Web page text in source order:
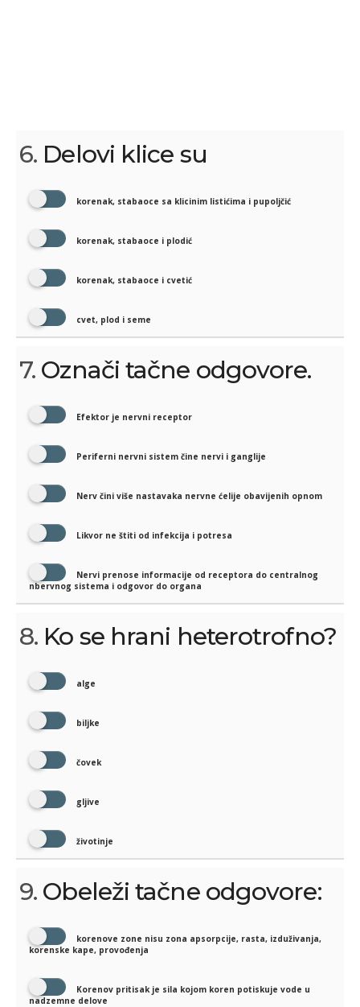
6. Delovi klice su
korenak, stabaoce sa klicinim listićima i pupoljčić
korenak, stabaoce i plodić
korenak, stabaoce i cvetić
cvet, plod i seme
7. Označi tačne odgovore.
Efektor je nervni receptor
Periferni nervni sistem čine nervi i ganglije
Nerv čini više nastavaka nervne ćelije obavijenih opnom
Likvor ne štiti od infekcija i potresa
Nervi prenose informacije od receptora do centralnog
nbervnog sistema i odgovor do organa
8. Ko se hrani heterotrofno?
alge
biljke
čovek
gljive
životinje
9. Obeleži tačne odgovore:
korenove zone nisu zona apsorpcije, rasta, izduživanja,
korenske kape, provođenja
Korenov pritisak je sila kojom koren potiskuje vode u
nadzemne delove